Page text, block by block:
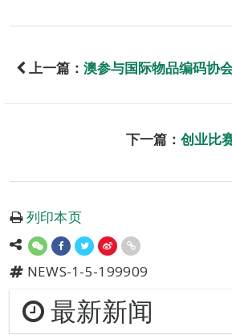
上一篇： 澳参与国际物品编码协
下一篇： 创业比
列印本页
NEWS-1-5-199909
最新新闻